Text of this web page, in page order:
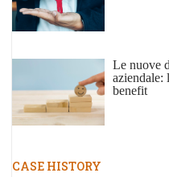
Le nuove
aziendale:
benefit
CASE HISTORY